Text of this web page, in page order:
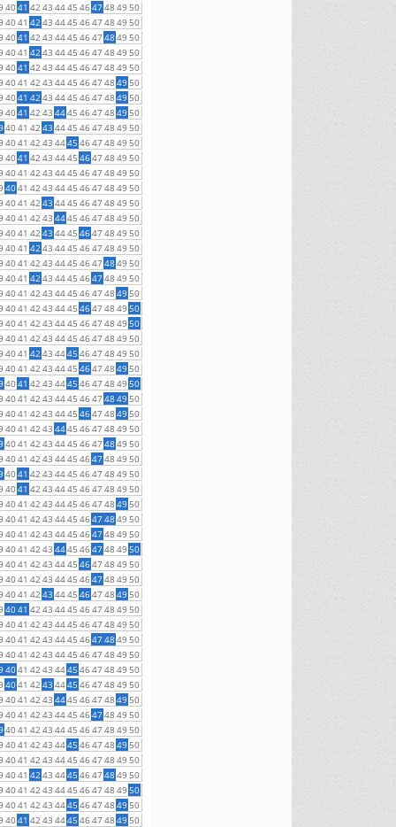
4041 42 43 4445 464748 49 50
4041 4243 4445 464748 49 50
4041 42 43 4445 46474849 50
4041 4243 4445 464748 49 50
4041 42 43 4445 464748 49 50
4041 42 43 4445 464748 4950
4041 4243 4445 464748 4950
4041 42 43 4445 464748 4950
4041 42 43 4445 464748 49 50
4041 42 43 4445 464748 49 50
4041 42 43 4445 464748 49 50
4041 42 43 4445 464748 49 50
4041 42 43 4445 464748 49 50
4041 42 43 4445 464748 49 50
4041 42 43 4445 464748 49 50
4041 42 43 4445 464748 49 50
4041 4243 4445 464748 49 50
4041 42 43 4445 46474849 50
4041 4243 4445 464748 49 50
4041 42 43 4445 464748 4950
4041 42 43 4445 464748 49 50
4041 42 43 4445 464748 49 50
4041 42 43 4445 464748 49 50
4041 4243 4445 464748 49 50
4041 42 43 4445 464748 4950
4041 42 43 4445 464748 49 50
4041 42 43 4445 4647484950
4041 42 43 4445 464748 4950
4041 42 43 4445 464748 49 50
4041 42 43 4445 46474849 50
4041 42 43 4445 464748 49 50
4041 42 43 4445 464748 49 50
4041 42 43 4445 464748 49 50
4041 42 43 4445 464748 4950
4041 42 43 4445 46474849 50
4041 42 43 4445 464748 49 50
4041 42 43 4445 464748 49 50
4041 42 43 4445 464748 49 50
4041 42 43 4445 464748 49 50
4041 42 43 4445 464748 4950
4041 42 43 4445 464748 49 50
4041 42 43 4445 464748 49 50
4041 42 43 4445 46474849 50
4041 42 43 4445 464748 49 50
4041 42 43 4445 464748 49 50
4041 42 43 4445 464748 49 50
4041 42 43 4445 464748 4950
4041 42 43 4445 464748 49 50
4041 42 43 4445 464748 49 50
4041 42 43 4445 464748 4950
4041 42 43 4445 464748 49 50
4041 4243 4445 46474849 50
4041 42 43 4445 464748 49 50
4041 42 43 4445 464748 4950
4041 42 43 4445 464748 4950